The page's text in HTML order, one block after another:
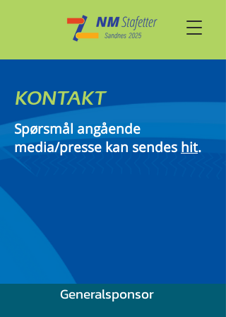
KONTAKT
Spørsmål angående
media/presse kan sendes hit.
Generalsponsor